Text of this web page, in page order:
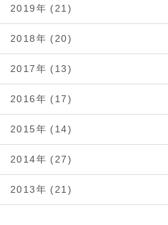
2019年 (21)
2018年 (20)
2017年 (13)
2016年 (17)
2015年 (14)
2014年 (27)
2013年 (21)